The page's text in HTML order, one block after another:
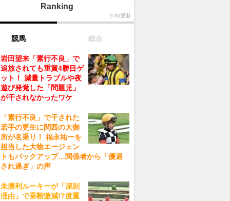
Ranking
5:30更新
競馬 総合
岩田望来「素行不良」で
追放されても重賞4勝目ゲ
ット！ 減量トラブルや夜
遊び発覚した「問題児」
が干されなかったワケ
「素行不良」で干された
若手の更生に関西の大御
所が名乗り！ 福永祐一を
担当した大物エージェン
トもバックアップ…関係者から「優遇
され過ぎ」の声
未勝利ルーキーが「深刻
理由」で乗鞍激減!?度重